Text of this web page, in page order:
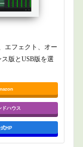
エフェクト、オー
版とUSB版を選
ドハウス
式HP